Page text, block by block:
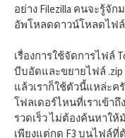
อย่าง Filezilla คนจะรู้จัก
อัพโหลดดาวน์โหลดไฟล์
เรื่องการใช้จัดการไฟล์
บีบอัดและขยายไฟล์ .zip
แล้วเราก็ใช้ตัวนี้แหล่ะค
โฟลเดอร์ไหนที่เราเข้าถึ
รวดเร็ว ไม่ต้องค้นหาใ
เพียงแต่กด F3 บนไฟล์